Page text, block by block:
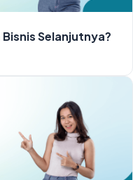
Selanjutnya?